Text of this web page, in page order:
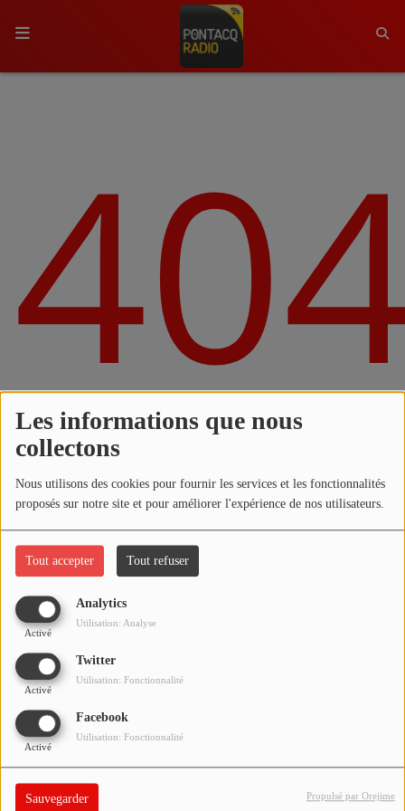
Les informations que nous
collectons
Nous utilisons des cookies pour fournir les services et les fonctionnalités
proposés sur notre site et pour améliorer l'expérience de nos utilisateurs.
Tout accepter Tout refuser
Analytics
Activé
Utilisation: Analyse
Twitter
Activé
Utilisation: Fonctionnalité
Facebook
Activé
Utilisation: Fonctionnalité
Sauvegarder Propulsé par Orejime
GRILLE DES PROGRAMMES
C'ÉTAIT QUOI CE TITRE ?
NOS PROGRAMMES COURTS
ARCHIVES - SAISONS PASSÉES
VOS ÉMISSIONS EN IMAGES
ANNONCEURS & ESPACE PRO
VOTRE PUBLICITÉ SUR PONTACQ RADIO
LOCATION DE STUDIOS
ÉDUCATION AUX MÉDIAS ET À
L'INFORMATION
EN QUOI ÇA CONSISTE ?
ÉCOUTEZ LES PRODUCTIONS
Oups, vous avez
rencontré une erreur.
Il semble que la page que vous recherchez n’existe plus.